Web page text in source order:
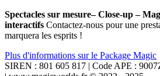
Spectacles sur mesure– Close-up –
interactifs Contactez-nous pour une
marquera les esprits !
Plus d'informations sur le Package Magic
SIREN : 801 605 817 | Code APE :